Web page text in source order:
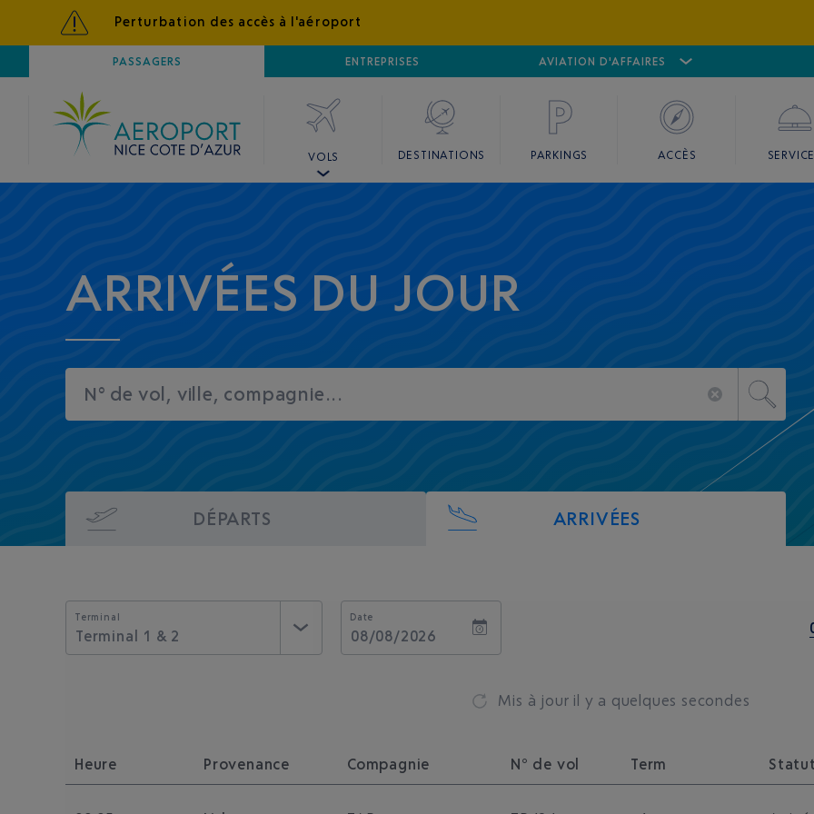
Perturbation des accès à l'aéroport
PASSAGERS ENTREPRISES AVIATION D'AFFAIRES
AÉROPORTNICE CÔTE D'AZUR AÉROPORT CANNES MANDELIEU
VOLS DESTINATIONS PARKINGS ACCÈS
ARRIVÉES DU JOUR
N° de vol, ville, compagnie...
DÉPARTS ARRIVÉES
Terminal
Terminal 1 & 2
Date
Mis à jour il y a quelques secondes
Heure Provenance Compagnie N° de vol Term